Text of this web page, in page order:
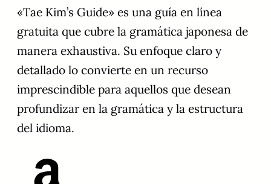
«Tae Kim’s Guide» es una guía en línea
gratuita que cubre la gramática japonesa de
manera exhaustiva. Su enfoque claro y
detallado lo convierte en un recurso
imprescindible para aquellos que desean
profundizar en la gramática y la estructura
del idioma.